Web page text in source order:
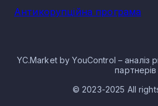
Антикорупційна програма
YC.Market by YouControl – аналіз
партнерів
© 2023-2025 All